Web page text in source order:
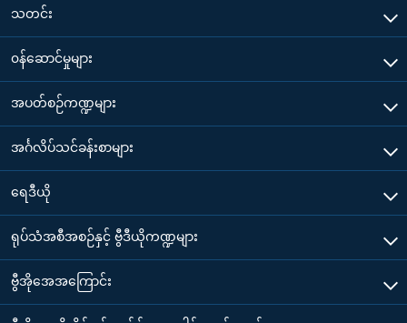
သတင်း
၀န်ဆောင်မှုများ
အပတ်စဉ်ကဏ္ဍများ
အင်္ဂလိပ်သင်ခန်းစာများ
ရေဒီယို
ရုပ်သံအစီအစဉ်နှင့် ဗွီဒီယိုကဏ္ဍများ
ဗွီအိုအေအကြောင်း